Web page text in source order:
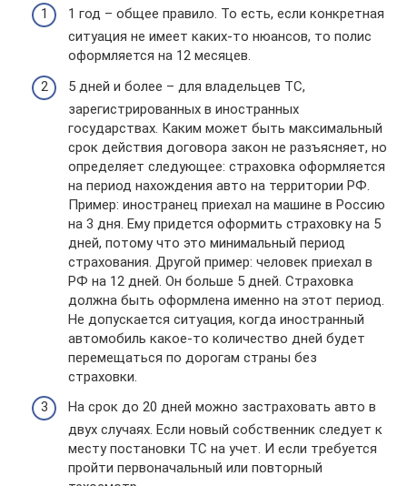
1 год – общее правило. То есть, если конкретная
ситуация не имеет каких-то нюансов, то полис
оформляется на 12 месяцев.
5 дней и более – для владельцев ТС,
зарегистрированных в иностранных
государствах. Каким может быть максимальный
срок действия договора закон не разъясняет, но
определяет следующее: страховка оформляется
на период нахождения авто на территории РФ.
Пример: иностранец приехал на машине в Россию
на 3 дня. Ему придется оформить страховку на 5
дней, потому что это минимальный период
страхования. Другой пример: человек приехал в
РФ на 12 дней. Он больше 5 дней. Страховка
должна быть оформлена именно на этот период.
Не допускается ситуация, когда иностранный
автомобиль какое-то количество дней будет
перемещаться по дорогам страны без
страховки.
На срок до 20 дней можно застраховать авто в
двух случаях. Если новый собственник следует к
месту постановки ТС на учет. И если требуется
пройти первоначальный или повторный